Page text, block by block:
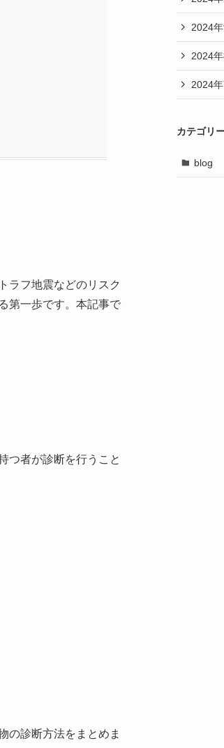
ラフ地震などのリスク
第一歩です。本記事で
つ者が診断を行うこと
の診断方法をまとめま
2024年
2024年
2024年
カテゴリ
blog